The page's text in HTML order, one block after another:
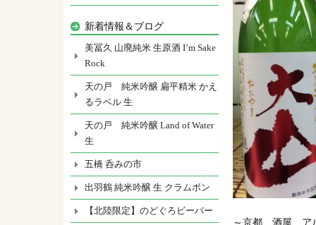
～京都 酒屋 ア
新着情報＆ブログ
美冨久 山廃純米 生原酒 I’m Sake
Rock
天の戸 純米吟醸 扁平精米 かえ
るラベル 生
天の戸 純米吟醸 Land of Water
生
五橋 呑みの市
出羽鶴 純米吟醸 生 クラムボン
【北陸限定】のどぐろビーバー